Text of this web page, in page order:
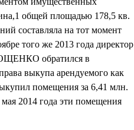
общей площадью 178,5 кв.
составляла на тот момент
того же 2013 года директор
обратился в
выкупа арендуемого как
помещения за 6,41 млн.
2014 года эти помещения